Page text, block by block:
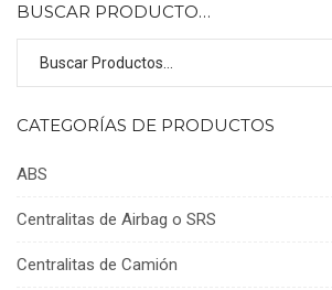
BUSCAR PRODUCTO…
CATEGORÍAS DE PRODUCTOS
ABS
Centralitas de Airbag o SRS
Centralitas de Camión